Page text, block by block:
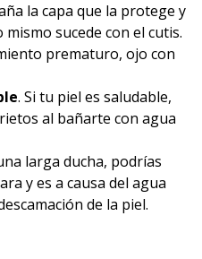
la capa que la protege y
sucede con el cutis.
prematuro, ojo con
. Si tu piel es saludable,
al bañarte con agua
larga ducha, podrías
y es a causa del agua
de la piel.